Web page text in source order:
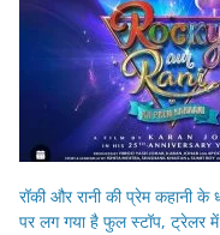
रॉकी और रानी की प्रेम कहानी
पर लग गया है फुल स्टॉप, ट्रेलर में